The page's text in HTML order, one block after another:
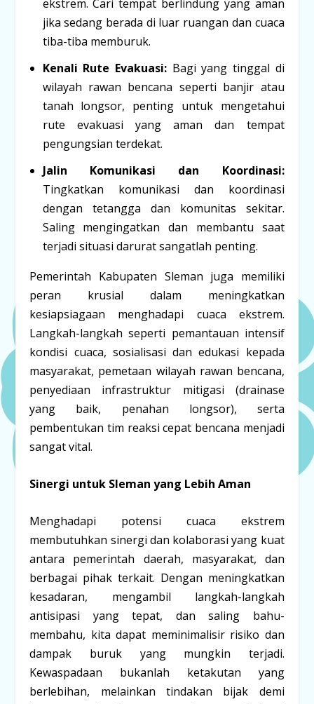
ekstrem. Cari tempat berlindung yang aman
jika sedang berada di luar ruangan dan cuaca
tiba-tiba memburuk.
Kenali Rute Evakuasi: Bagi yang tinggal di
wilayah rawan bencana seperti banjir atau
tanah longsor, penting untuk mengetahui
rute evakuasi yang aman dan tempat
pengungsian terdekat.
Jalin Komunikasi dan Koordinasi:
Tingkatkan komunikasi dan koordinasi
dengan tetangga dan komunitas sekitar.
Saling mengingatkan dan membantu saat
terjadi situasi darurat sangatlah penting.
Pemerintah Kabupaten Sleman juga memiliki
peran krusial dalam meningkatkan
kesiapsiagaan menghadapi cuaca ekstrem.
Langkah-langkah seperti pemantauan intensif
kondisi cuaca, sosialisasi dan edukasi kepada
masyarakat, pemetaan wilayah rawan bencana,
penyediaan infrastruktur mitigasi (drainase
yang baik, penahan longsor), serta
pembentukan tim reaksi cepat bencana menjadi
sangat vital.
Sinergi untuk Sleman yang Lebih Aman
Menghadapi potensi cuaca ekstrem
membutuhkan sinergi dan kolaborasi yang kuat
antara pemerintah daerah, masyarakat, dan
berbagai pihak terkait. Dengan meningkatkan
kesadaran, mengambil langkah-langkah
antisipasi yang tepat, dan saling bahu-
membahu, kita dapat meminimalisir risiko dan
dampak buruk yang mungkin terjadi.
Kewaspadaan bukanlah ketakutan yang
berlebihan, melainkan tindakan bijak demi